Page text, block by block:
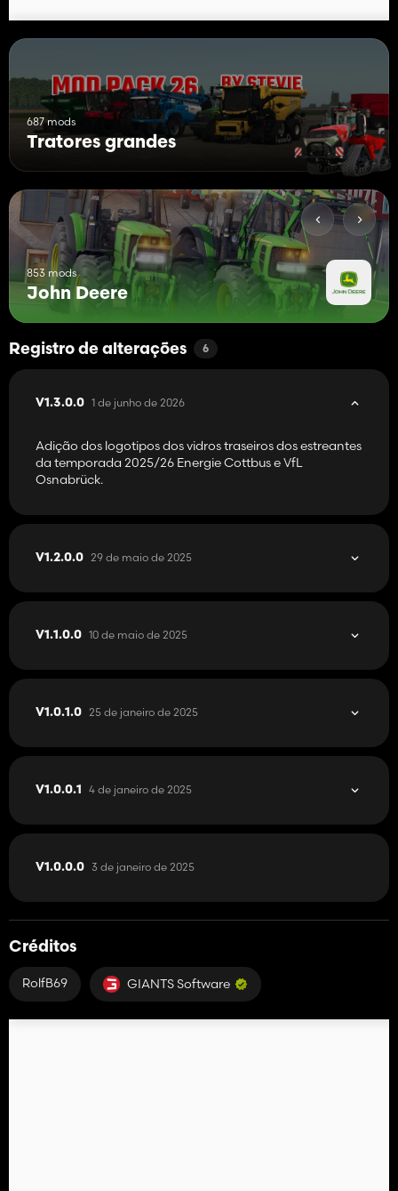
687 mods
Tratores grandes
853 mods
John Deere
Registro de alterações 6
V1.3.0.0 1 de junho de 2026
Adição dos logotipos dos vidros traseiros dos estreantes
da temporada 2025/26 Energie Cottbus e VfL
Osnabrück.
V1.2.0.0 29 de maio de 2025
V1.1.0.0 10 de maio de 2025
V1.0.1.0 25 de janeiro de 2025
V1.0.0.1 4 de janeiro de 2025
V1.0.0.0 3 de janeiro de 2025
Créditos
RolfB69 GIANTS Software